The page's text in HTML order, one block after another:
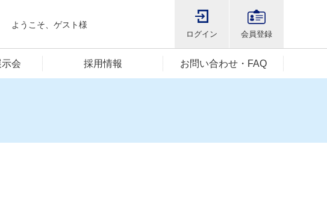
ようこそ、ゲスト様
ログイン 会員登録
会 採用情報 お問い合わせ・FAQ